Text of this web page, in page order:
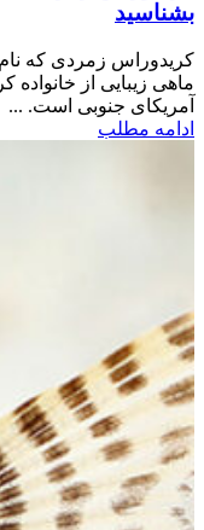
بشناسید
کریدوراس زمردی که
ماهی زیبایی از
آمریکای جنوبی است. ...
ادامه مطلب